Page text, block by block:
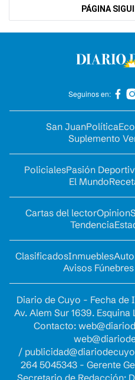
PÁGINA
Seguinos en:
San JuanPolítica
Suplemento
PolicialesPasión
El Mundo
Cartas del lectorOpinion
Tendencia
ClasificadosInmuebles
Avisos
Diario de Cuyo - Fecha de
Av. Alem Sur 1639.
Contacto:
/
264 5045343 - Gerente
Secretario de Redacción: